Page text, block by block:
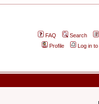
FAQ
Search
Profile
Log in